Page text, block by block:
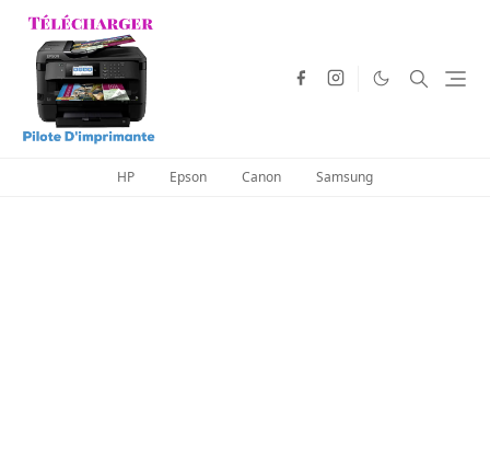
HP Epson Canon Samsung